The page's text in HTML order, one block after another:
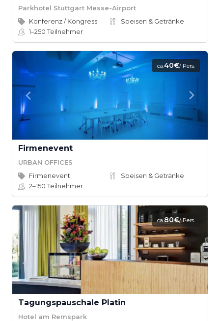
Parkhotel Stuttgart Messe-Airport
Konferenz / Kongress
Speisen & Getränke
1–250Teilnehmer
ca.40€/ Pers.
Firmenevent
URBAN OFFICES
Firmenevent
Speisen & Getränke
2–150Teilnehmer
ca.80€/ Pers.
Tagungspauschale Platin
Hotel am Remspark